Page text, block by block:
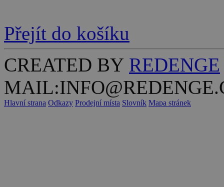
Přejít do košíku
CREATED BY REDENGE
Hlavní strana Odkazy Prodejní místa Slovník Mapa stránek